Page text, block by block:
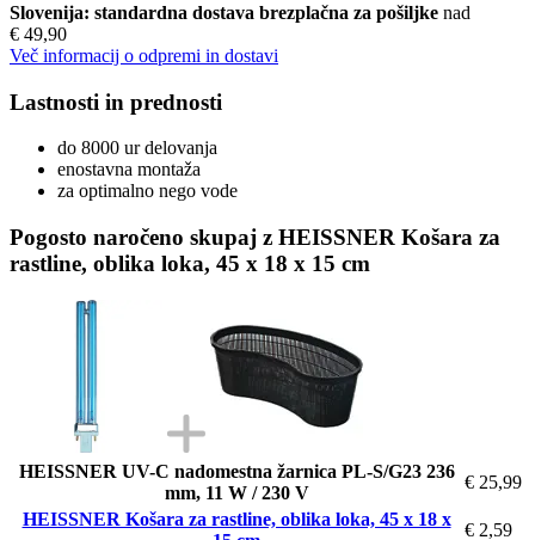
Slovenija: standardna dostava brezplačna za pošiljke nad
€ 49,90
Več informacij o odpremi in dostavi
Lastnosti in prednosti
do 8000 ur delovanja
enostavna montaža
za optimalno nego vode
Pogosto naročeno skupaj z HEISSNER Košara za
rastline, oblika loka, 45 x 18 x 15 cm
HEISSNER UV-C nadomestna žarnica PL-S/G23 236
mm, 11 W / 230 V
€ 25,99
HEISSNER Košara za rastline, oblika loka, 45 x 18 x
€ 2,59